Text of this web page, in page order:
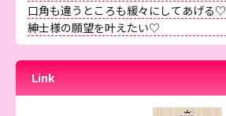
口角も違うところも緩々にしてあげる♡
紳士様の願望を叶えたい♡
Link